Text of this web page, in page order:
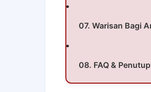
07. Warisan Bagi
08. FAQ & Penutup